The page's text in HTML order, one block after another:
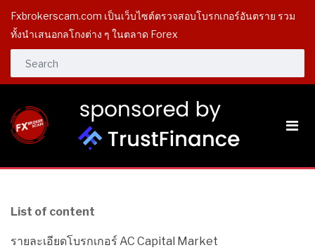
Fxbrokerscam.com เป็นเว็บไซต์ตรวจสอบโบรกเกอร์อันตราย รวม
ทั้งนำเสนอกลโกงต่าง ๆ ในตลาด Forex
List of content
รายละเอียดโบรกเกอร์ AC Capital Market